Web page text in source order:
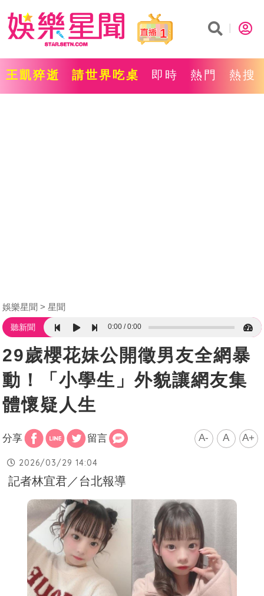
1
王凱猝逝 請世界吃桌 即時 熱門 熱搜
娛樂星聞 星聞
聽新聞 0:00 0:00
29歲櫻花妹公開徵男友全網暴
動！「小學生」外貌讓網友集
體懷疑人生
分享 留言 A- A A+
2026/03/29 14:04
記者林宜君／台北報導